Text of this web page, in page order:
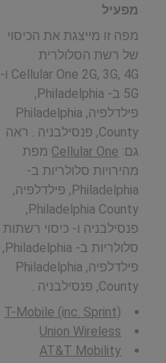
מפעיל
מפה זו מייצגת את הכיסוי
של רשת הסלולרית
Cellular One 2G, 3G, 4G ו-
5G ב- Philadelphia,
פילדלפיה, Philadelphia
County, פנסילבניה . ראה
גם: Cellular One מפת
מהירויות סלולריות ב-
Philadelphia, פילדלפיה,
Philadelphia County,
פנסילבניה ו- כיסוי רשתות
סלולריות ב- Philadelphia,
פילדלפיה, Philadelphia
County, פנסילבניה .
T-Mobile (inc. Sprint)
Union Wireless
AT&T Mobility